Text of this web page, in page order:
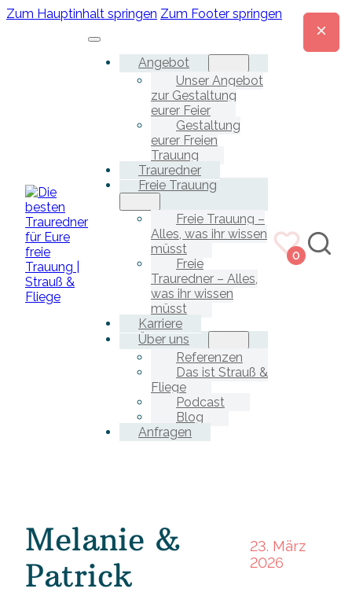
Zum Hauptinhalt springen Zum Footer springen
Angebot
Unser Angebot
zur Gestaltung
eurer Feier
Gestaltung
eurer Freien
Trauung
Trauredner
Freie Trauung
Freie Trauung –
Alles, was ihr wissen
müsst
Freie
Trauredner – Alles,
was ihr wissen
müsst
Karriere
Über uns
Referenzen
Das ist Strauß &
Fliege
Podcast
Blog
Anfragen
0
Melanie &
Patrick
23. März
2026